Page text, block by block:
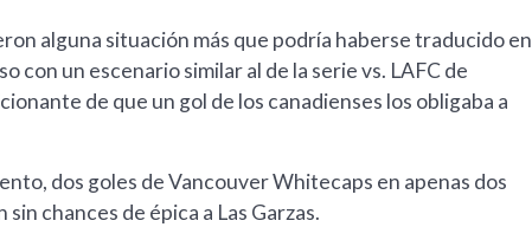
alguna situación más que podría haberse traducido en
con un escenario similar al de la serie vs. LAFC de
de que un gol de los canadienses los obligaba a
dos goles de Vancouver Whitecaps en apenas dos
chances de épica a Las Garzas.